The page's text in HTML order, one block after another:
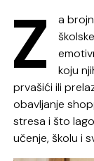
Z
a
koju
prvašići ili
obavljanje
stresa i što
učenje, školu i